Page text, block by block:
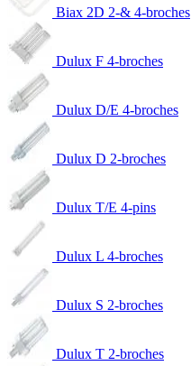
Biax 2D 2-& 4-broches
Dulux F 4-broches
Dulux D/E 4-broches
Dulux D 2-broches
Dulux T/E 4-pins
Dulux L 4-broches
Dulux S 2-broches
Dulux T 2-broches